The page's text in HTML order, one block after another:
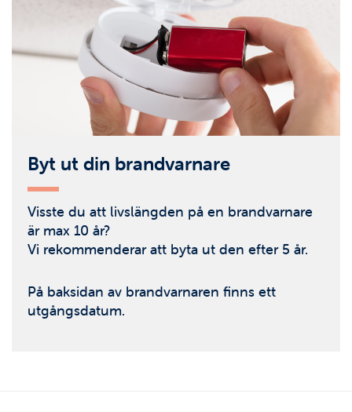
Byt ut din brandvarnare
Visste du att livslängden på en brandvarnare
är max 10 år?
Vi rekommenderar att byta ut den efter 5 år.
På baksidan av brandvarnaren finns ett
utgångsdatum.